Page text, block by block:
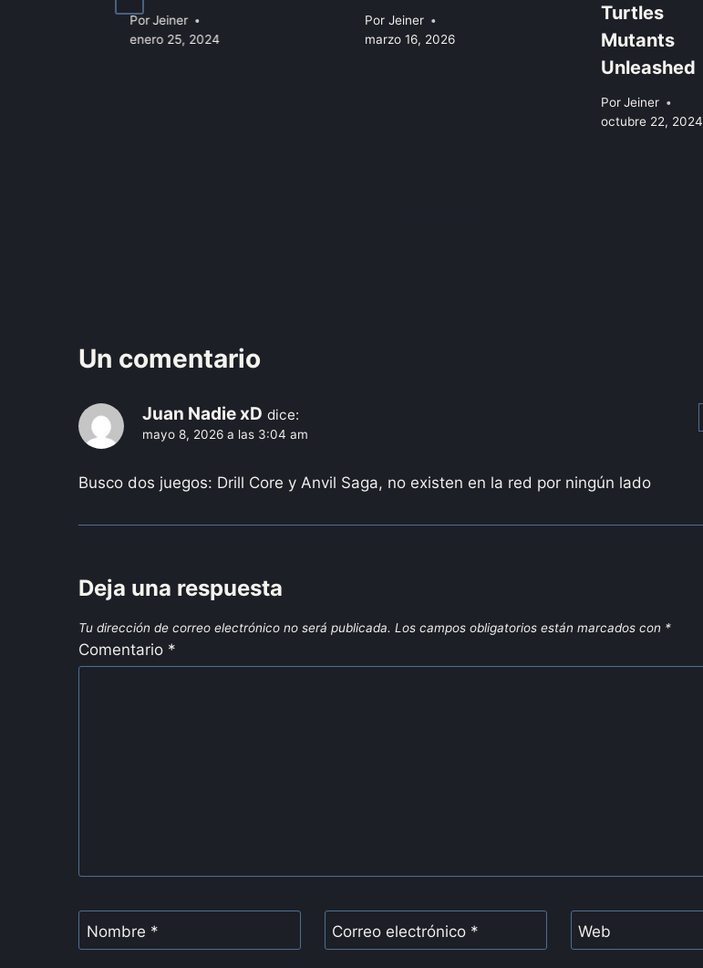
PorJeiner
enero 25, 2024
Por Jeiner
marzo 16, 2026
Turtles
Mutants
Unleashed
Por Jeiner
octubre 22, 2024
Un comentario
Juan Nadie xD dice:
mayo 8, 2026 a las 3:04 am
Busco dos juegos: Drill Core y Anvil Saga, no existen en la red por ningún lado
Deja una respuesta
Tu dirección de correo electrónico no será publicada. Los campos obligatorios están marcados con *
Comentario *
Nombre * Correo electrónico * Web